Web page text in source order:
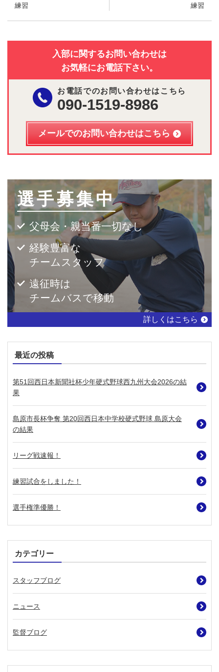
練習
練習
入部に関するお問い合わせは
お気軽にお電話下さい。
お電話でのお問い合わせはこちら
090-1519-8986
メールでのお問い合わせはこちら
選手募集中
父母会・親当番一切なし
経験豊富な
チームスタッフ
遠征時は
チームバスで移動
詳しくはこちら
最近の投稿
第51回西日本新聞社杯少年硬式野球西九州大会2026の結
果
島原市長杯争奪 第20回西日本中学校硬式野球 島原大会
の結果
リーグ戦速報！
練習試合をしました！
選手権準優勝！
カテゴリー
スタッフブログ
ニュース
監督ブログ